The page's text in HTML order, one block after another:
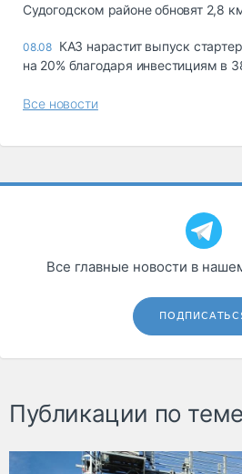
Судогодском районе обновят 2,8
08.08 КАЗ нарастит выпуск
на 20% благодаря инвестициям в
Все новости
Все главные новости в
Публикации по теме